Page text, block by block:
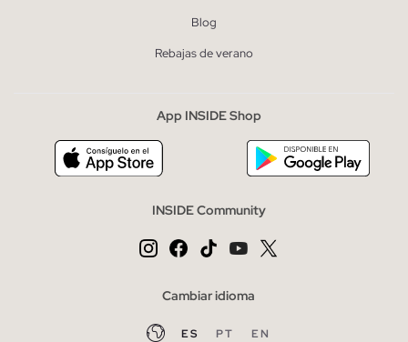
Blog
Rebajas de verano
App INSIDE Shop
INSIDE Community
Cambiar idioma
ES PT EN